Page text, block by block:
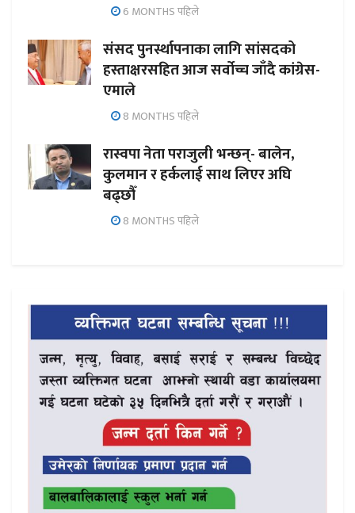
6 MONTHS पहिले
संसद पुनर्स्थापनाका लागि सांसदको
हस्ताक्षरसहित आज सर्वोच्च जाँदै कांग्रेस-
एमाले
8 MONTHS पहिले
रास्वपा नेता पराजुली भन्छन्- बालेन,
कुलमान र हर्कलाई साथ लिएर अघि
बढ्छौँ
8 MONTHS पहिले